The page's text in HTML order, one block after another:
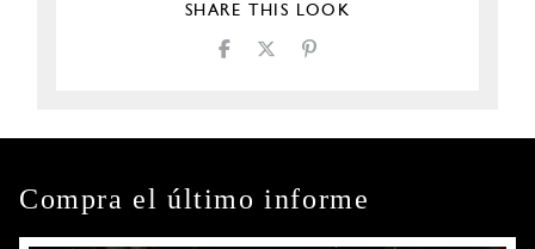
SHARE THIS LOOK
Compra el último informe